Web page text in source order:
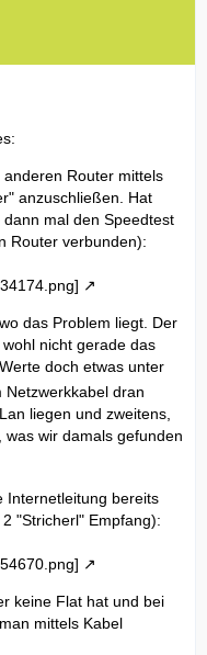
Router mittels
anzuschließen. Hat
mal den Speedtest
Router verbunden):
das Problem liegt. Der
nicht gerade das
doch etwas unter
dran
liegen und zweitens,
wir damals gefunden
Internetleitung bereits
"Stricherl" Empfang):
keine Flat hat und bei
mittels Kabel